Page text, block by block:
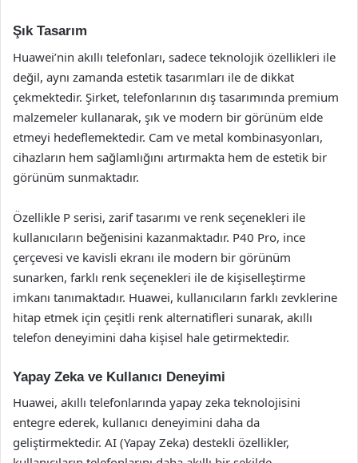
Şık Tasarım
Huawei’nin akıllı telefonları, sadece teknolojik özellikleri ile
değil, aynı zamanda estetik tasarımları ile de dikkat
çekmektedir. Şirket, telefonlarının dış tasarımında premium
malzemeler kullanarak, şık ve modern bir görünüm elde
etmeyi hedeflemektedir. Cam ve metal kombinasyonları,
cihazların hem sağlamlığını artırmakta hem de estetik bir
görünüm sunmaktadır.
Özellikle P serisi, zarif tasarımı ve renk seçenekleri ile
kullanıcıların beğenisini kazanmaktadır. P40 Pro, ince
çerçevesi ve kavisli ekranı ile modern bir görünüm
sunarken, farklı renk seçenekleri ile de kişiselleştirme
imkanı tanımaktadır. Huawei, kullanıcıların farklı zevklerine
hitap etmek için çeşitli renk alternatifleri sunarak, akıllı
telefon deneyimini daha kişisel hale getirmektedir.
Yapay Zeka ve Kullanıcı Deneyimi
Huawei, akıllı telefonlarında yapay zeka teknolojisini
entegre ederek, kullanıcı deneyimini daha da
geliştirmektedir. AI (Yapay Zeka) destekli özellikler,